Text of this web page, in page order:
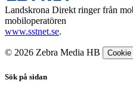
Landskrona Direkt ringer från
mobiloperatören
www.sstnet.se.
© 2026 Zebra Media HB
Sök på sidan